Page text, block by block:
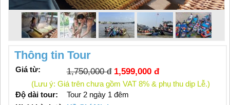
Thông tin Tour
Giá từ: 1,750,000 đ1,599,000 đ
(Lưu ý: Giá trên chưa gồm VAT 8% & phụ thu dịp Lễ.)
Độ dài tour:
Tour 2 ngày 1 đêm